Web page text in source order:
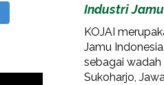
Industri
KOJAI
Jamu
sebagai wadah
Sukoharjo,